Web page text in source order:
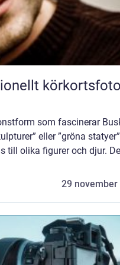
som fascinerar
eller ”gröna
till olika figurer och djur.
29 november